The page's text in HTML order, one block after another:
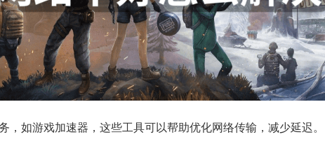
，如游戏加速器，这些工具可以帮助优化网络传输，减少延迟。